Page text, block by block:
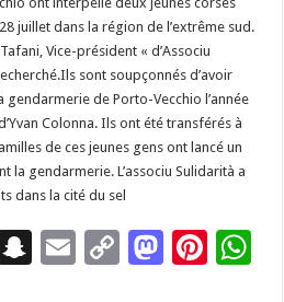
juillet dans la région de l’extrême sud.
Vice-président « d’Associu
sont soupçonnés d’avoir
gendarmerie de Porto-Vecchio l’année
Colonna. Ils ont été transférés à
de ces jeunes gens ont lancé un
la gendarmerie. L’associu Sulidarità a
dans la cité du sel
S
E
C
M Pi